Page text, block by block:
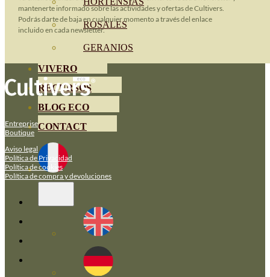
ROSALES
GERANIOS
VIVERO
RECURSOS
BLOG ECO
CONTACT
mantenerte informado sobre las actividades y ofertas de Cultivers.
Podrás darte de baja en cualquier momento a través del enlace
incluido en cada newsletter.
Entreprise
Boutique
Aviso legal
Política de Privacidad
Política de cookies
Política de compra y devoluciones